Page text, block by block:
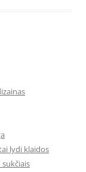
lydi klaidos